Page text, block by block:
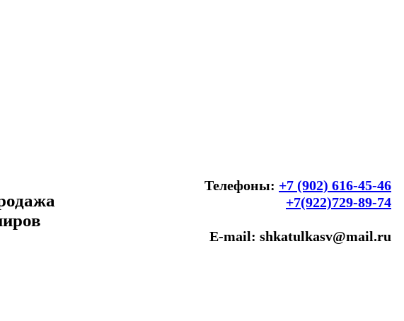
Телефоны: +7 (902) 616-45-46
+7(922)729-89-74
E-mail: shkatulkasv@mail.ru